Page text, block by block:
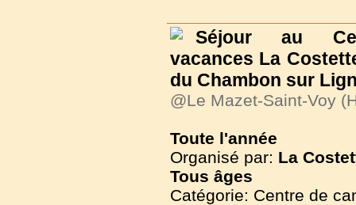
Séjour au
vacances La
du Chambon sur
@Le Mazet-Saint-Voy
Toute l'année
Organisé par: La
Tous âges
Catégorie: Centre de